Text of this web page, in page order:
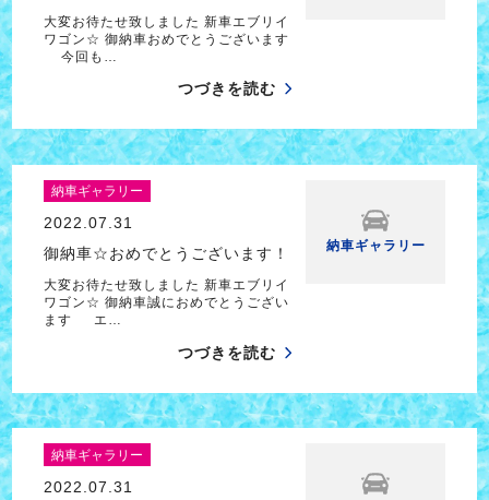
大変お待たせ致しました 新車エブリイ
ワゴン☆ 御納車おめでとうございます
今回も…
つづきを読む
納車ギャラリー
2022.07.31
御納車☆おめでとうございます！
大変お待たせ致しました 新車エブリイ
ワゴン☆ 御納車誠におめでとうござい
ます エ…
つづきを読む
納車ギャラリー
納車ギャラリー
2022.07.31